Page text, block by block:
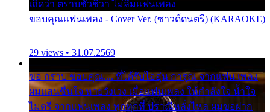
เถิดว่า ตราบชั่วชีวา ไม่ลืมแฟนเพลง
ขอบคุณแฟนเพลง - Cover Ver. (ซาวด์ดนตรี) (KARAOKE)
29 views • 31.07.2569
ขอ กราบ ขอบคุณ.... ที่ได้รับไออุ่น การุณ จากแฟน เพลง
ผมแสนชื่นใจ หายวังเวง เมื่อแฟนเพลง ให้กำลังใจ น้ำใจ
ไมตรี จากแฟนเพลง ทุกทุกที่ ปราณีหลั่งไหล ผมขอฝาก